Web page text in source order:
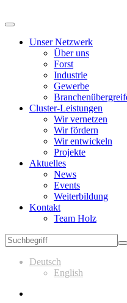
Unser Netzwerk
Über uns
Forst
Industrie
Gewerbe
Cluster-Leistungen
Wir vernetzen
Wir fördern
Wir entwickeln
Projekte
Aktuelles
News
Events
Weiterbildung
Kontakt
Team Holz
Deutsch
English